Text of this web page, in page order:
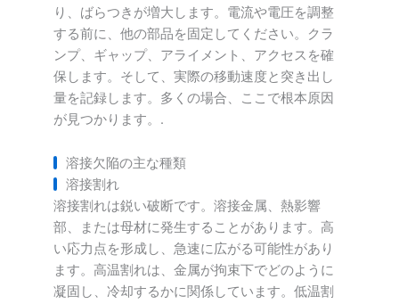
り、ばらつきが増大します。電流や電圧を調整
する前に、他の部品を固定してください。クラ
ンプ、ギャップ、アライメント、アクセスを確
保します。そして、実際の移動速度と突き出し
量を記録します。多くの場合、ここで根本原因
が見つかります。.
溶接欠陥の主な種類
溶接割れ
溶接割れは鋭い破断です。溶接金属、熱影響
部、または母材に発生することがあります。高
い応力点を形成し、急速に広がる可能性があり
ます。高温割れは、金属が拘束下でどのように
凝固し、冷却するかに関係しています。低温割